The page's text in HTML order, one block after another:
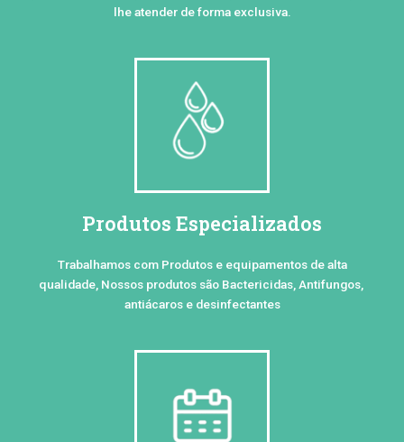
lhe atender de forma exclusiva.
Produtos Especializados
Trabalhamos com Produtos e equipamentos de alta
qualidade, Nossos produtos são Bactericidas, Antifungos,
antiácaros e desinfectantes